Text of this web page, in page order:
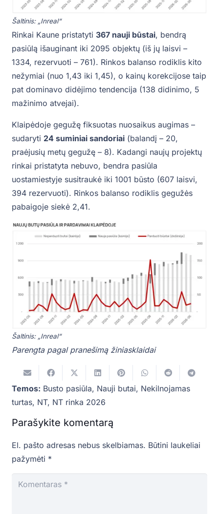
Šaltinis: „Inreal“
Rinkai Kaune pristatyti 367 nauji būstai, bendrą
pasiūlą išauginant iki 2095 objektų (iš jų laisvi –
1334, rezervuoti – 761). Rinkos balanso rodiklis kito
nežymiai (nuo 1,43 iki 1,45), o kainų korekcijose taip
pat dominavo didėjimo tendencija (138 didinimo, 5
mažinimo atvejai).
Klaipėdoje gegužę fiksuotas nuosaikus augimas –
sudaryti 24 suminiai sandoriai (balandį – 20,
praėjusių metų gegužę – 8). Kadangi naujų projektų
rinkai pristatyta nebuvo, bendra pasiūla
uostamiestyje susitraukė iki 1001 būsto (607 laisvi,
394 rezervuoti). Rinkos balanso rodiklis gegužės
pabaigoje siekė 2,41.
Šaltinis: „Inreal“
Parengta pagal pranešimą žiniasklaidai
Temos: Busto pasiūla, Nauji butai, Nekilnojamas
turtas, NT, NT rinka 2026
Parašykite komentarą
El. pašto adresas nebus skelbiamas. Būtini laukeliai
pažymėti *